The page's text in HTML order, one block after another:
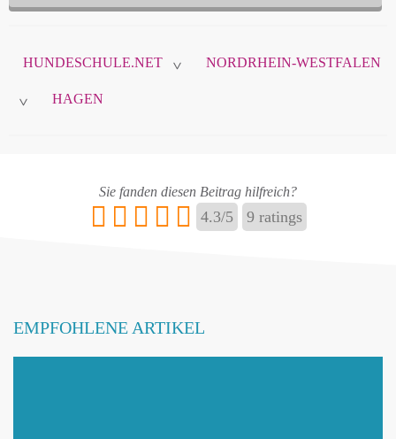
HUNDESCHULE.NET > NORDRHEIN-WESTFALEN
> HAGEN
Sie fanden diesen Beitrag hilfreich?
4.3/5 9ratings
EMPFOHLENE ARTIKEL